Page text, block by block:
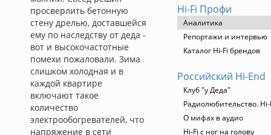
просверлить бетонную
стену дрелью, доставшейся
ему по наследству от деда -
вот и высокочастотные
помехи пожаловали. Зима
слишком холодная и в
каждой квартире
включают такое
количество
электрообогревателей, что
напряжение в сети
Hi-Fi Профи
Аналитика
Репортажи и интервью
Каталог Hi-Fi брендов
Российский Hi-End
Клуб "у Деда"
Радиолюбительство. Hi-
О мифах в аудио
Hi-Fi с ног на голову